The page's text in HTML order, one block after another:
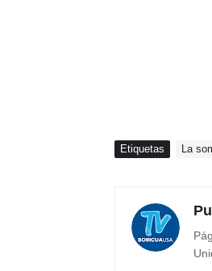
Etiquetas La